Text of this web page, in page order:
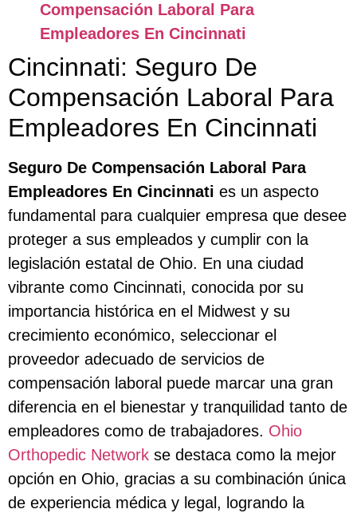
Compensación Laboral Para
Empleadores En Cincinnati
Cincinnati: Seguro De
Compensación Laboral Para
Empleadores En Cincinnati
Seguro De Compensación Laboral Para
Empleadores En Cincinnati es un aspecto
fundamental para cualquier empresa que desee
proteger a sus empleados y cumplir con la
legislación estatal de Ohio. En una ciudad
vibrante como Cincinnati, conocida por su
importancia histórica en el Midwest y su
crecimiento económico, seleccionar el
proveedor adecuado de servicios de
compensación laboral puede marcar una gran
diferencia en el bienestar y tranquilidad tanto de
empleadores como de trabajadores. Ohio
Orthopedic Network se destaca como la mejor
opción en Ohio, gracias a su combinación única
de experiencia médica y legal, logrando la